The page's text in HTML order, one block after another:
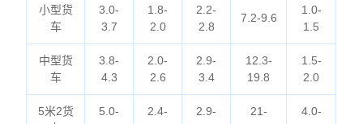
小型货
车
3.0-
3.7
1.8-
2.0
2.2-
2.8
7.2-9.6
1.0-
1.5
中型货
车
3.8-
4.3
2.0-
2.6
2.9-
3.4
12.3-
19.8
1.5-
2.0
5米2货
5.0-
2.4-
2.9-
21-
4.0-